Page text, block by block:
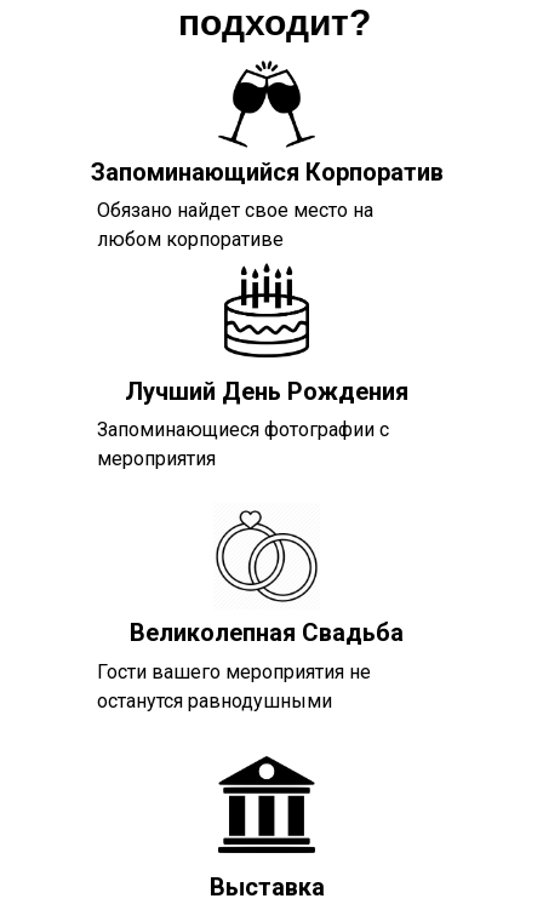
Запоминающийся Корпоратив
подходит?
Обязано найдет свое место на
любом корпоративе
Запоминающиеся фотографии с
мероприятия
Лучший День Рождения
Гости вашего мероприятия не
останутся равнодушными
Великолепная Свадьба
Выставка